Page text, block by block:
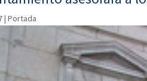
|Portada